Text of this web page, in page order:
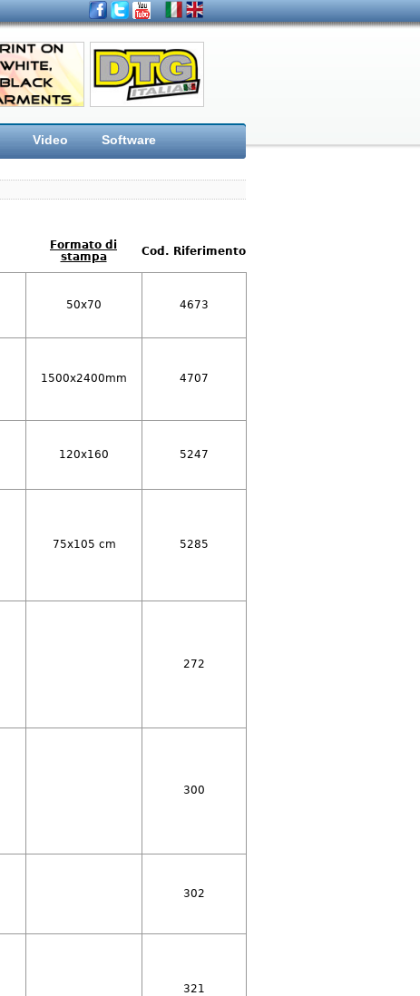
Video Software
Formato di
stampa
Cod. Riferimento
50x70 4673
1500x2400mm 4707
120x160 5247
75x105 cm 5285
272
300
302
321